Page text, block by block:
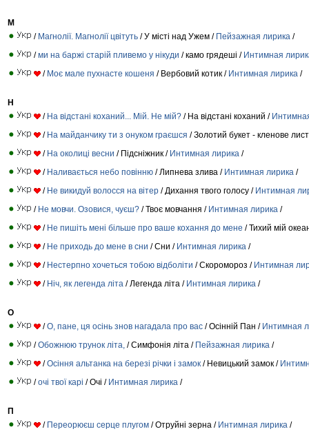
М
/ Магнолії. Магнолії цвітуть / У місті над Ужем / Пейзажная лирика /
/ми на баржі старій пливемо у нікуди / камо грядеші / Интимная
/ Моє мале пухнасте кошеня / Вербовий котик / Интимная лирика /
Н
/ На відстані коханий... Мій. Не мій? / На відстані коханий /
/ На майданчику ти з онуком граєшся / Золотий букет - кленове
/ На околиці весни / Підсніжник / Интимная лирика /
/ Наливається небо повінню / Липнева злива / Интимная лирика /
/ Не викидуй волосся на вітер / Дихання твого голосу / Интимная
/ Не мовчи. Озовися, чуєш? / Твоє мовчання / Интимная лирика /
/ Не пишіть мені більше про ваше кохання до мене / Тихий мій
/ Не приходь до мене в сни / Сни / Интимная лирика /
/ Нестерпно хочеться тобою відболіти / Скоромороз / Интимная
/ Ніч, як легенда літа / Легенда літа / Интимная лирика /
О
/О, пане, ця осінь знов нагадала про вас / Осінній Пан / Интимная
/Обожнюю трунок літа, / Симфонія літа / Пейзажная лирика /
/Осіння альтанка на березі річки і замок / Невицький замок /
/очі твої карі / Очі / Интимная лирика /
П
/ Переорюєш серце плугом / Отруйні зерна / Интимная лирика /